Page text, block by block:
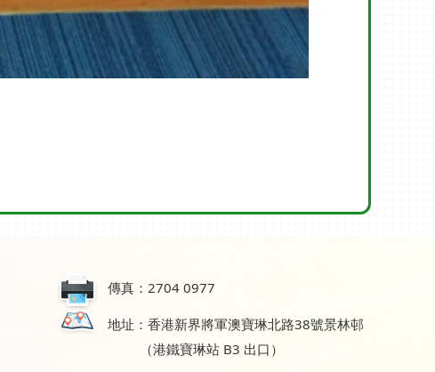
傳真：2704 0977
地址：香港新界將軍澳寶琳北路38號景林邨
（港鐵寶琳站 B3 出口）